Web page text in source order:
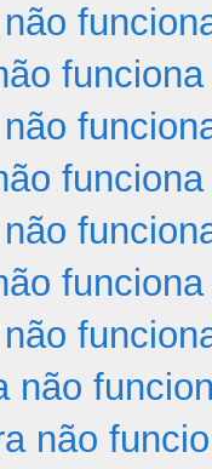
funciona
funciona
funciona
não
não